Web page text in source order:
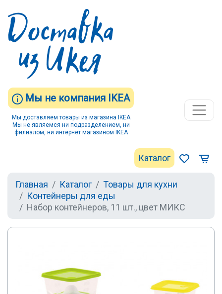
Мы не компания IKEA
Мы доставляем товары из магазина IKEA
Мы не являемся ни подразделением, ни
филиалом, ни интернет магазином IKEA
Каталог
Главная Каталог
Товары для кухни
Контейнеры для еды
Набор контейнеров, 11 шт., цвет МИКС